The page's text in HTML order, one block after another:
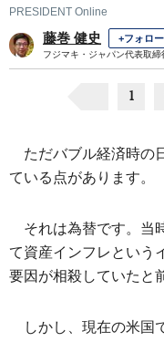
PRESIDENT Online
藤巻 健史 +フォロー
フジマキ・ジャパン代表取締
1
ただバブル経済時の
ている点があります。
それは為替です。当
て資産インフレという
要因が相殺していたと
しかし、現在の米国